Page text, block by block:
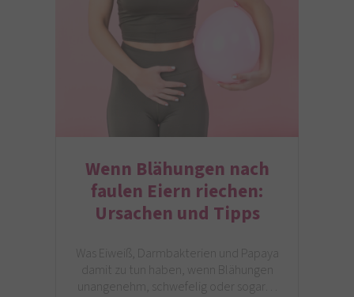
Wenn Blähungen nach
faulen Eiern riechen:
Ursachen und Tipps
Was Eiweiß, Darmbakterien und Papaya
damit zu tun haben, wenn Blähungen
unangenehm, schwefelig oder sogar…